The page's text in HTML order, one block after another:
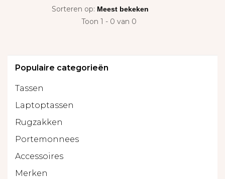
Sorteren op:
Toon 1 - 0 van 0
Populaire categorieën
Tassen
Laptoptassen
Rugzakken
Portemonnees
Accessoires
Merken